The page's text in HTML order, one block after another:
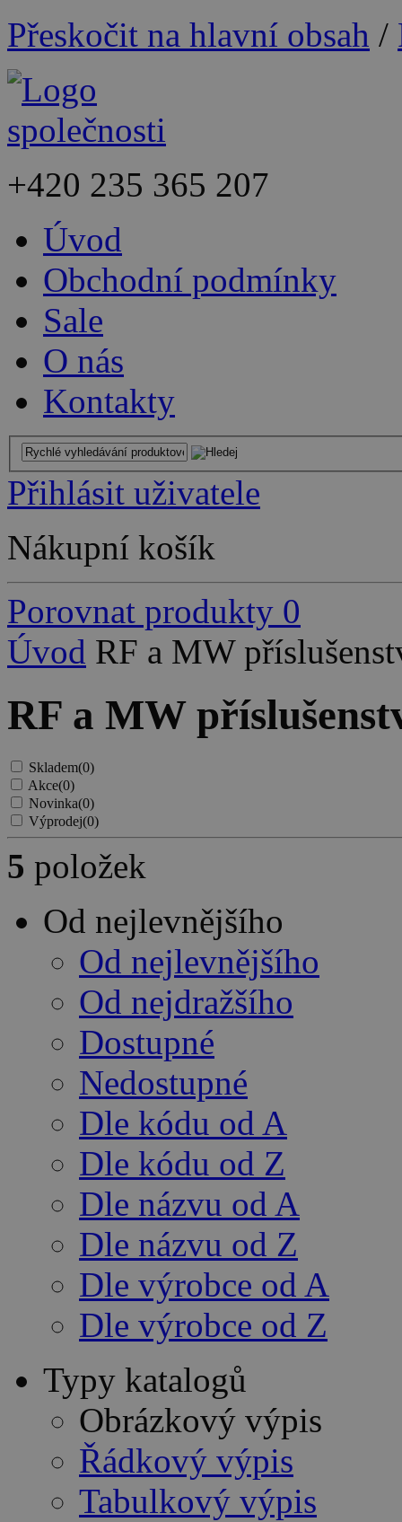
Přeskočit na hlavní obsah /
+420 235 365 207
Úvod
Obchodní podmínky
Sale
O nás
Kontakty
Přihlásit uživatele
Nákupní košík
Porovnat produkty 0
Úvod RF a MW
RF a MW
Skladem(0)
Akce(0)
Novinka(0)
Výprodej(0)
5 položek
Od nejlevnějšího
Od nejlevnějšího
Od nejdražšího
Dostupné
Nedostupné
Dle kódu od A
Dle kódu od Z
Dle názvu od A
Dle názvu od Z
Dle výrobce od A
Dle výrobce od Z
Typy katalogů
Obrázkový výpis
Řádkový výpis
Tabulkový výpis